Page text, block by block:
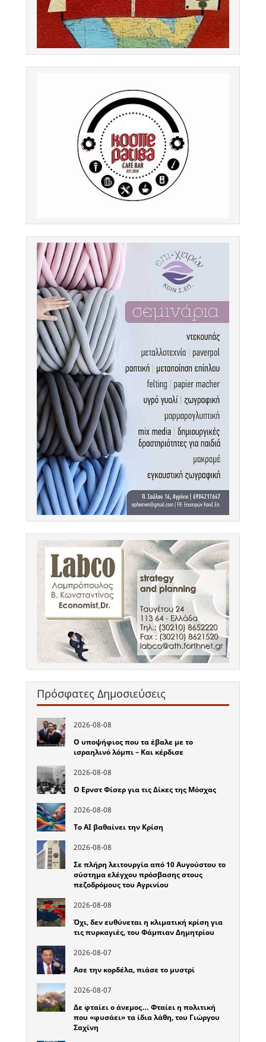
Πρόσφατες Δημοσιεύσεις
2026-08-08
Ο υποψήφιος που τα έβαλε με το
ισραηλινό λόμπι – Και κέρδισε
2026-08-08
Ο Ερνστ Φίσερ για τις Δίκες της Μόσχας
2026-08-08
Το ΑΙ βαθαίνει την Κρίση
2026-08-08
Σε πλήρη λειτουργία από 10 Αυγούστου το
σύστημα ελέγχου πρόσβασης στους
πεζοδρόμους του Αγρινίου
2026-08-08
Όχι, δεν ευθύνεται η κλιματική κρίση για
τις πυρκαγιές, του Φάμπιαν Δημητρίου
2026-08-07
Ασε την κορδέλα, πιάσε το μυστρί
2026-08-07
Δε φταίει ο άνεμος… Φταίει η πολιτική
που «φυσάει» τα ίδια λάθη, του Γιώργου
Σαχίνη